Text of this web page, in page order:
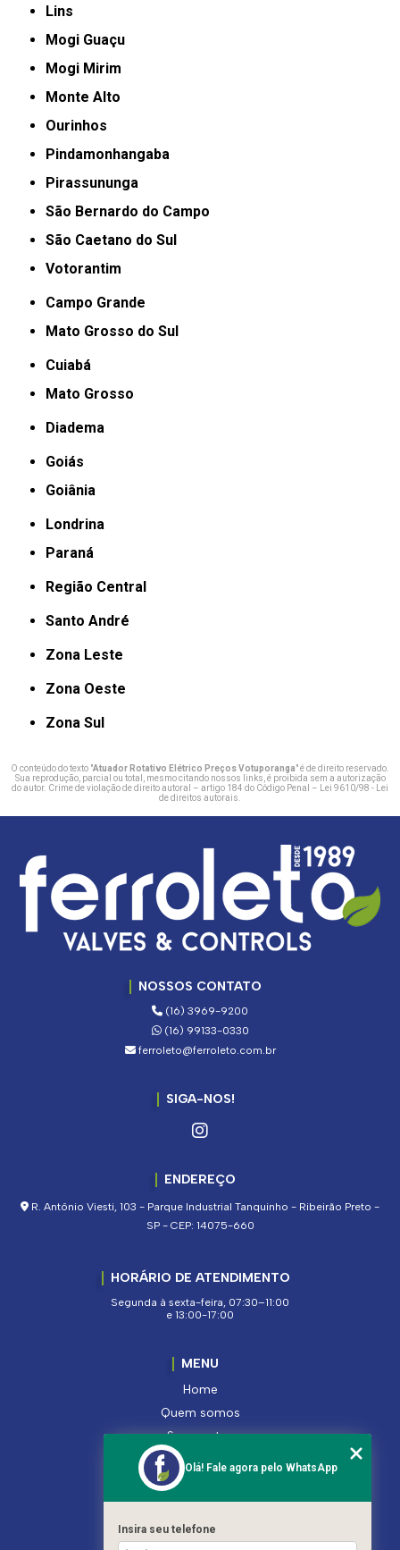
Lins
Mogi Guaçu
Mogi Mirim
Monte Alto
Ourinhos
Pindamonhangaba
Pirassununga
São Bernardo do Campo
São Caetano do Sul
Votorantim
Campo Grande
Mato Grosso do Sul
Cuiabá
Mato Grosso
Diadema
Goiás
Goiânia
Londrina
Paraná
Região Central
Santo André
Zona Leste
Zona Oeste
Zona Sul
O conteúdo do texto "Atuador Rotativo Elétrico Preços Votuporanga" é de direito reservado.
Sua reprodução, parcial ou total, mesmo citando nossos links, é proibida sem a autorização
do autor. Crime de violação de direito autoral – artigo 184 do Código Penal – Lei 9610/98 - Lei
de direitos autorais.
NOSSOS CONTATO
(16) 3969-9200
(16) 99133-0330
ferroleto@ferroleto.com.br
SIGA-NOS!
ENDEREÇO
R. Antônio Viesti, 103 - Parque Industrial Tanquinho - Ribeirão Preto -
SP - CEP: 14075-660
HORÁRIO DE ATENDIMENTO
Segunda à sexta-feira, 07:30–11:00
e 13:00-17:00
MENU
Home
Quem somos
Segmentos
Serviços
Produtos
Contato
Categorias
Olá! Fale agora pelo WhatsApp
Insira seu telefone